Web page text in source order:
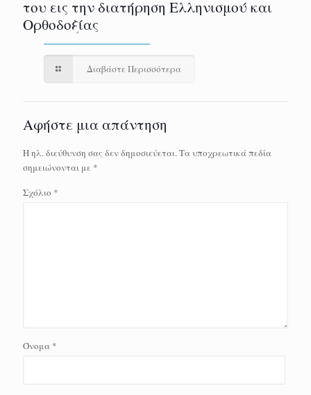
του εις την διατήρηση Ελληνισμού και
Ορθοδοξίας
Διαβάστε Περισσότερα
Αφήστε μια απάντηση
Η ηλ. διεύθυνση σας δεν δημοσιεύεται.Τα υποχρεωτικά πεδία
σημειώνονται με *
Σχόλιο *
Όνομα *